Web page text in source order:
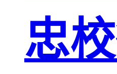
忠